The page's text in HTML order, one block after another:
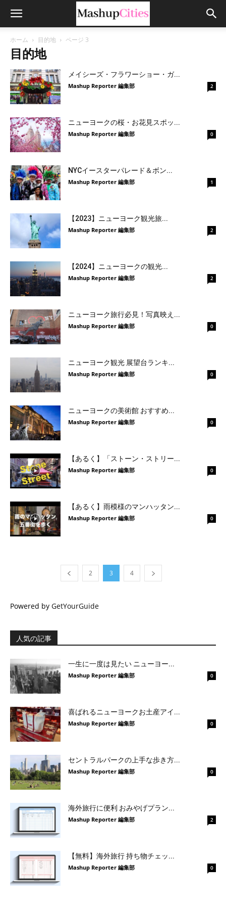
ホーム 目的地 ページ 3
目的地
メイシーズ・フラワーショー・ガ...
Mashup Reporter 編集部 2
ニューヨークの桜・お花見スポッ...
Mashup Reporter 編集部 0
NYCイースターパレード＆ボン...
Mashup Reporter 編集部 1
【2023】ニューヨーク観光旅...
Mashup Reporter 編集部 2
【2024】ニューヨークの観光...
Mashup Reporter 編集部 2
ニューヨーク旅行必見！写真映え...
Mashup Reporter 編集部 0
ニューヨーク観光 展望台ランキ...
Mashup Reporter 編集部 0
ニューヨークの美術館 おすすめ...
Mashup Reporter 編集部 0
【あるく】「ストーン・ストリー...
Mashup Reporter 編集部 0
【あるく】雨模様のマンハッタン...
Mashup Reporter 編集部 0
2 3 4
Powered by GetYourGuide
人気の記事
一生に一度は見たい ニューヨー...
Mashup Reporter 編集部 0
喜ばれるニューヨークお土産アイ...
Mashup Reporter 編集部 0
セントラルパークの上手な歩き方...
Mashup Reporter 編集部 0
海外旅行に便利 おみやげプラン...
Mashup Reporter 編集部 2
【無料】海外旅行 持ち物チェッ...
Mashup Reporter 編集部 0